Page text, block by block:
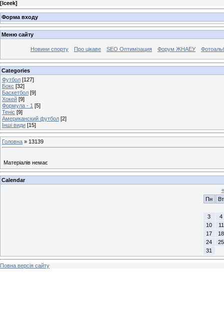
[Iceek]
Форма входу
Меню сайту
Новини спорту Про цікаве SEO Оптимізация Форум ЖНАЕУ
Categories
Футбол [127]
Бокс [32]
Баскетбол [9]
Хокей [9]
Формула - 1 [5]
Теніс [9]
Американский футбол [2]
Інші види [15]
Головна » 13139
Матеріалів немає
Calendar
«
Пн
Вт
3
4
10
11
17
18
24
25
31
Повна версія сайту